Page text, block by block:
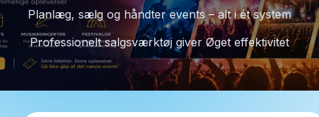
Planlæg, sælg og håndter events – alt i ét system
Professionelt salgsværktøj giver Øget effektivitet